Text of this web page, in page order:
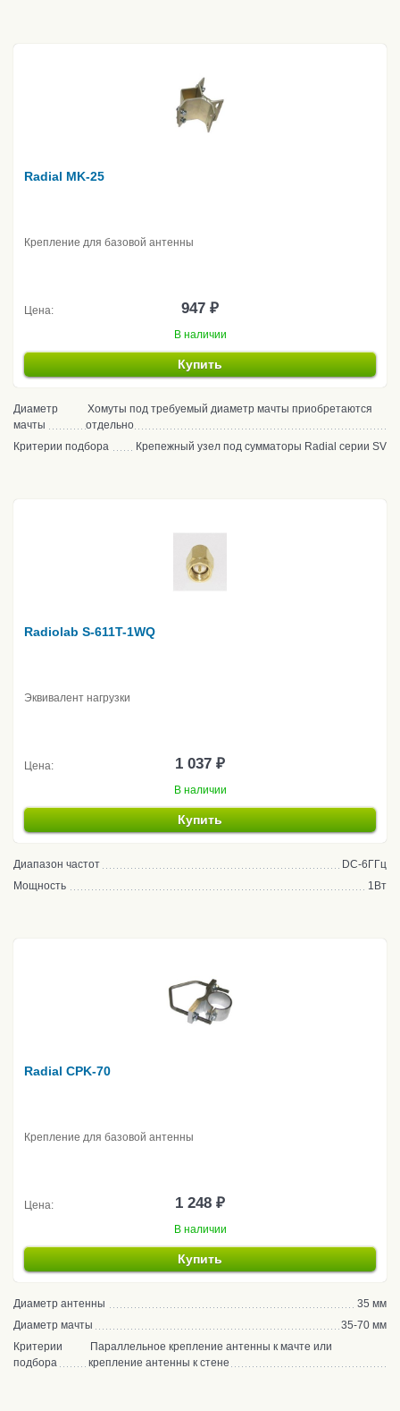
Radial MK-25
Крепление для базовой антенны
Цена: 947 ₽
В наличии
Купить
Диаметр
мачты
Хомуты под требуемый диаметр мачты приобретаются
отдельно
Критерии подбора
Крепежный узел под сумматоры Radial серии SV
Radiolab S-611T-1WQ
Эквивалент нагрузки
Цена: 1 037 ₽
В наличии
Купить
Диапазон частот
DC-6ГГц
Мощность
1Вт
Radial CPK-70
Крепление для базовой антенны
Цена: 1 248 ₽
В наличии
Купить
Диаметр антенны
35 мм
Диаметр мачты
35-70 мм
Критерии
подбора
Параллельное крепление антенны к мачте или
крепление антенны к стене